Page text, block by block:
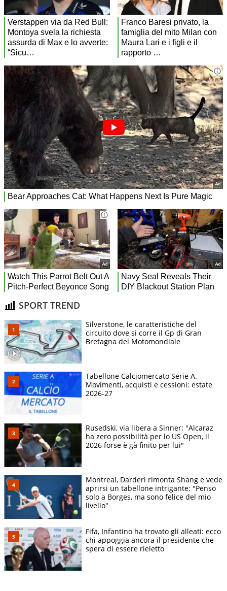
SPORT TREND
Silverstone, le caratteristiche del
circuito dove si corre il Gp di Gran
Bretagna del Motomondiale
Tabellone Calciomercato Serie A.
Movimenti, acquisti e cessioni: estate
2026-27
Rusedski, via libera a Sinner: "Alcaraz
ha zero possibilità per lo US Open, il
2026 forse è gà finito per lui"
Montreal, Darderi rimonta Shang e vede
aprirsi un tabellone intrigante: "Penso
solo a Borges, ma sono felice del mio
livello"
Fifa, Infantino ha trovato gli alleati: ecco
chi appoggia ancora il presidente che
spera di essere rieletto